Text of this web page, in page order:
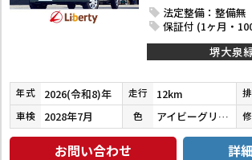
法定整備：整備無
保証付 (1ヶ月・
堺大泉
年式 2026(令和8)年 走行 12km
車検 2028年7月 色 アイビーグリーンメタリック
お問い合わせ 詳